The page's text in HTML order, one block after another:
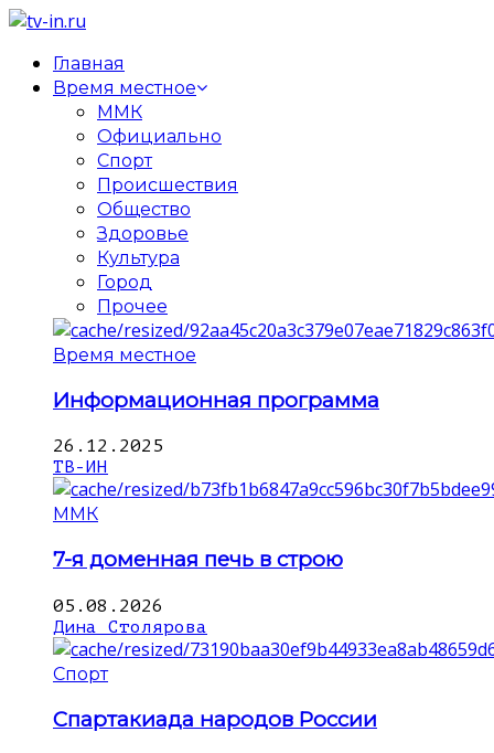
Главная
Время местное
ММК
Официально
Спорт
Происшествия
Общество
Здоровье
Культура
Город
Прочее
Время местное
Информационная программа
26.12.2025
ТВ-ИН
ММК
7-я доменная печь в строю
05.08.2026
Дина Столярова
Спорт
Спартакиада народов России